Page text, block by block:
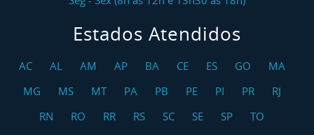
Estados Atendidos
AC AL AM AP BA CE ES GO
MA
MG
MS MT PA PB PE PI PR
RJ
RN
RO RR RS SC SE SP TO